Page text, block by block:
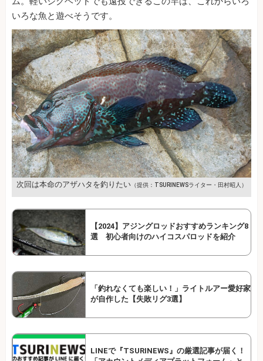
いろな魚と遊べそうです。
次回は本命のアザハタを釣りたい（提供：TSURINEWSライター・田村昭人）
【2024】アジングロッドおすすめランキング8
選 初心者向けのハイコスパロッドを紹介
「釣れなくても楽しい！」ライトルアー愛好家
が自作した【失敗リグ3選】
LINEで『TSURINEWS』の厳選記事が届く！